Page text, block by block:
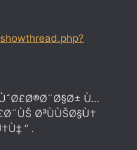
showthread.php?
ÙˆØ£Ø®Ø¨Ø§Ø± Ù…
Ø³ÙÙŠØ§Ù†
” .